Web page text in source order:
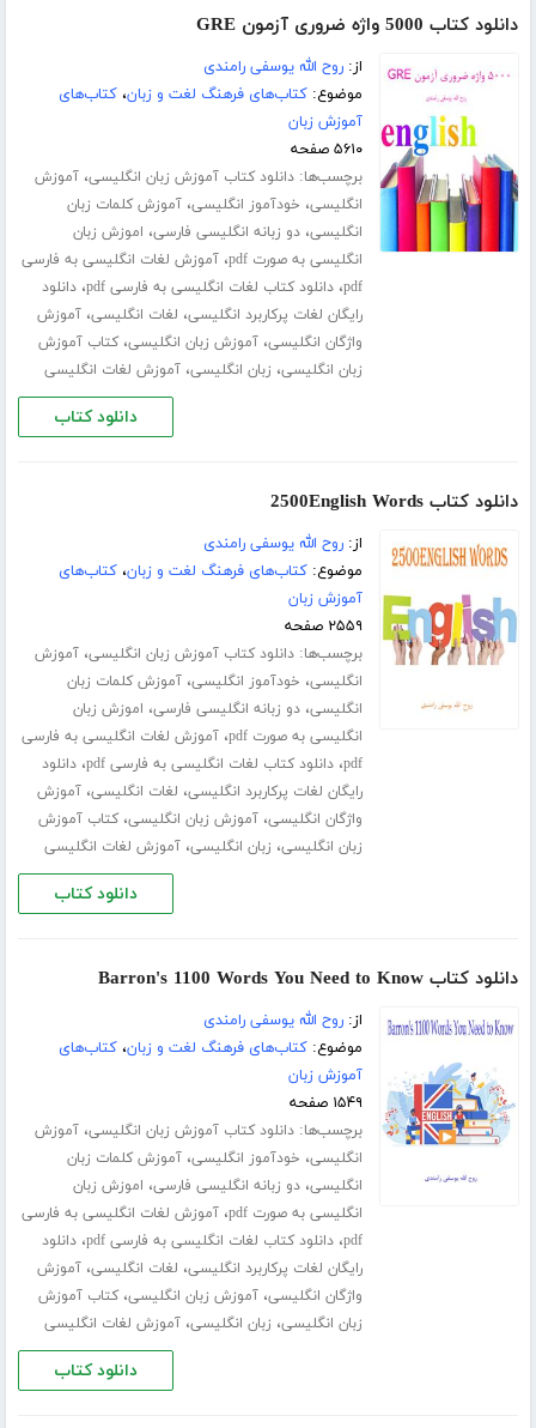
دانلود کتاب 5000 واژه ضروری آزمون GRE
از:روح الله یوسفی رامندی
موضوع:کتاب‌های فرهنگ لغت و زبان،کتاب‌های
آموزش زبان
۵۶۱۰ صفحه
برچسب‌ها:دانلود کتاب آموزش زبان انگلیسی،آموزش
انگلیسی، خودآموز انگلیسی،آموزش کلمات زبان
انگلیسی،دو زبانه انگلیسی فارسی، اموزش زبان
انگلیسی به صورت pdf
،آموزش لغات انگلیسی به فارسی
pdf،دانلود کتاب لغات انگلیسی به فارسی pdf ،دانلود
رایگان لغات پرکاربرد انگلیسی، لغات انگلیسی،آموزش
واژگان انگلیسی،آموزش زبان انگلیسی،کتاب آموزش
زبان انگلیسی، زبان انگلیسی،آموزش لغات انگلیسی
دانلود کتاب
دانلود کتاب 2500English Words
از:روح الله یوسفی رامندی
موضوع:کتاب‌های فرهنگ لغت و زبان،کتاب‌های
آموزش زبان
۲۵۵۹ صفحه
برچسب‌ها:دانلود کتاب آموزش زبان انگلیسی،آموزش
انگلیسی، خودآموز انگلیسی،آموزش کلمات زبان
انگلیسی،دو زبانه انگلیسی فارسی، اموزش زبان
انگلیسی به صورت pdf
،آموزش لغات انگلیسی به فارسی
pdf،دانلود کتاب لغات انگلیسی به فارسی pdf ،دانلود
رایگان لغات پرکاربرد انگلیسی، لغات انگلیسی،آموزش
واژگان انگلیسی،آموزش زبان انگلیسی،کتاب آموزش
زبان انگلیسی، زبان انگلیسی،آموزش لغات انگلیسی
دانلود کتاب
دانلود کتاب Barron's 1100 Words You Need to Know
از:روح الله یوسفی رامندی
موضوع:کتاب‌های فرهنگ لغت و زبان،کتاب‌های
آموزش زبان
۱۵۴۹ صفحه
برچسب‌ها:دانلود کتاب آموزش زبان انگلیسی،آموزش
انگلیسی، خودآموز انگلیسی،آموزش کلمات زبان
انگلیسی،دو زبانه انگلیسی فارسی، اموزش زبان
انگلیسی به صورت pdf
،آموزش لغات انگلیسی به فارسی
pdf،دانلود کتاب لغات انگلیسی به فارسی pdf ،دانلود
رایگان لغات پرکاربرد انگلیسی، لغات انگلیسی،آموزش
واژگان انگلیسی،آموزش زبان انگلیسی،کتاب آموزش
زبان انگلیسی، زبان انگلیسی،آموزش لغات انگلیسی
دانلود کتاب